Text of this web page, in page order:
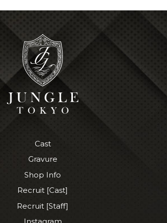
Cast
Gravure
Shop Info
Recruit [Cast]
Recruit [Staff]